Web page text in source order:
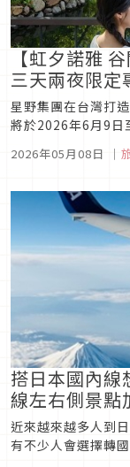
【虹夕諾雅
三天兩夜限定
星野集團在台灣打
將於2026年6月9日
溪谷山麓地，且夏
心情...
2026年05月08日 ｜
搭日本國內線
線左右側景點
近來越來越多人到
有不少人會選擇轉